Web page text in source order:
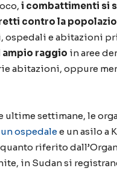
i combattimenti si
contro la
ospedali e abitazioni
ampio raggio in aree
abitazioni, oppure
settimane, le
ospedalee un asilo a
riferito
in Sudan si